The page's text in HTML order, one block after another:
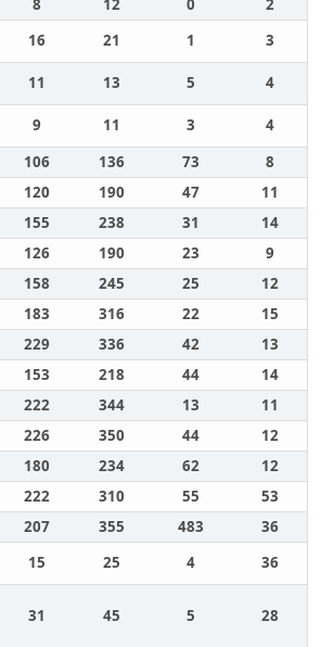
8 12 0
2
16 21 1
3
11 13 5
4
9 11 3
4
106 136 73
8
120 190 47
11
155 238 31
14
126 190 23
9
158 245 25
12
183 316 22
15
229 336 42
13
153 218 44
14
222 344 13
11
226 350 44
12
180 234 62
12
222 310 55
53
207 355 483
36
15 25 4 36
31 45 5 28